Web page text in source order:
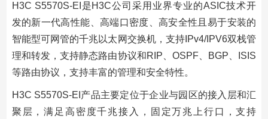
H3C S5570S-EI是H3C公司采用业界专业的ASIC技术开
发的新一代高性能、高端口密度、高安全性且易于安装的
智能型可网管的千兆以太网交换机，支持IPv4/IPV6双栈管
理和转发，支持静态路由协议和RIP、OSPF、BGP、ISIS
等路由协议，支持丰富的管理和安全特性。
H3C S5570S-EI产品主要定位于企业与园区的接入层和汇
聚层，满足高密度千兆接入，固定万兆上行口，支持